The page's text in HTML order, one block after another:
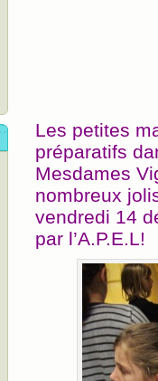
Les petites
préparatifs
Mesdames
nombreux
vendredi 14
par l’A.P.E.L!